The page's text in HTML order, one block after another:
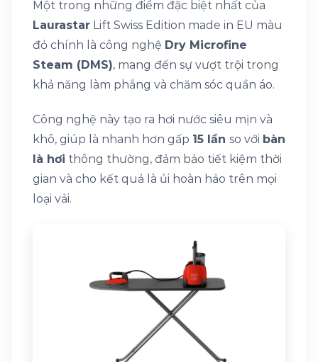
Một trong những điểm đặc biệt nhất của
Laurastar Lift Swiss Edition made in EU màu
đỏ chính là công nghệ Dry Microfine
Steam (DMS), mang đến sự vượt trội trong
khả năng làm phẳng và chăm sóc quần áo.
Công nghệ này tạo ra hơi nước siêu mịn và
khô, giúp là nhanh hơn gấp 15 lần so với bàn
là hơi thông thường, đảm bảo tiết kiệm thời
gian và cho kết quả là ủi hoàn hảo trên mọi
loại vải.